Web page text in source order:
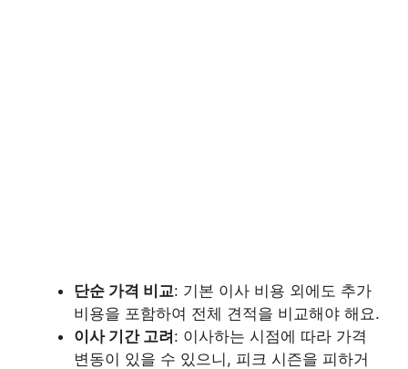
단순 가격 비교: 기본 이사 비용 외에도 추가
비용을 포함하여 전체 견적을 비교해야 해요.
이사 기간 고려: 이사하는 시점에 따라 가격
변동이 있을 수 있으니, 피크 시즌을 피하거